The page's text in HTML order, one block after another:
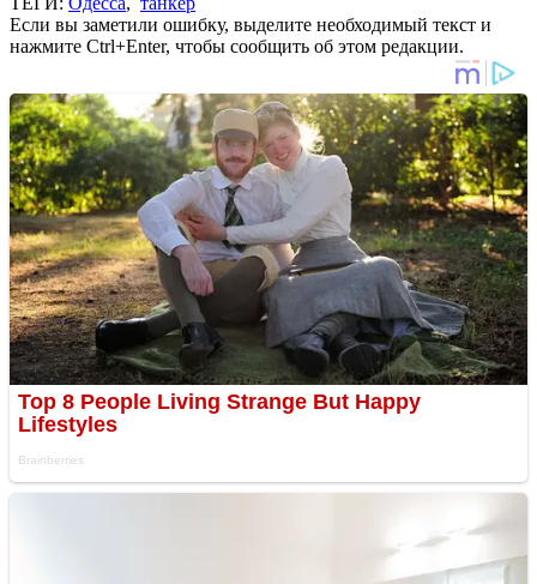
Если вы заметили ошибку, выделите необходимый текст и
нажмите Ctrl+Enter, чтобы сообщить об этом редакции.